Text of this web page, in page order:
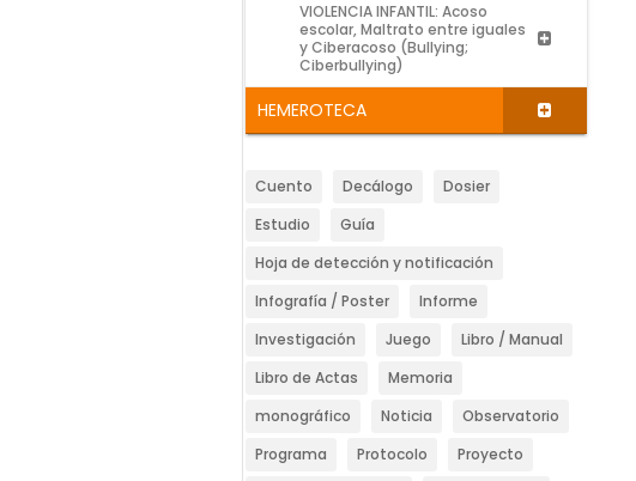
VIOLENCIA INFANTIL: Acoso
escolar, Maltrato entre iguales
y Ciberacoso (Bullying;
Ciberbullying)
HEMEROTECA
Cuento Decálogo
Dosier
Estudio
Guía
Hoja de detección y notificación
Infografía / Poster
Informe
Investigación
Juego
Libro / Manual
Libro de Actas
Memoria
monográfico
Noticia
Observatorio
Programa
Protocolo
Proyecto